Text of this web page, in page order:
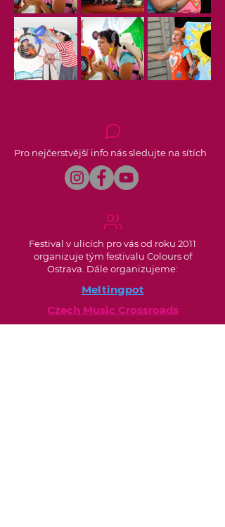
Pro nejčerstvější info nás sledujte na sítích
Festival v ulicích pro vás od roku 2011
organizuje tým festivalu Colours of
Ostrava. Dále organizujeme:
Meltingpot
Czech Music Crossroads